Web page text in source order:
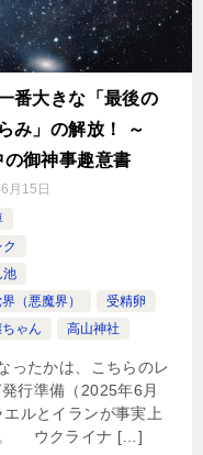
番大きな「最後の
み」の解放！ ～
御神事趣意書
月15日
池
（悪魔界）
受精卵
ゃん 高山神社
たかは、こちらのレ
行準備（2025年6月
ルとイランが事実上
。 ウクライナ […]